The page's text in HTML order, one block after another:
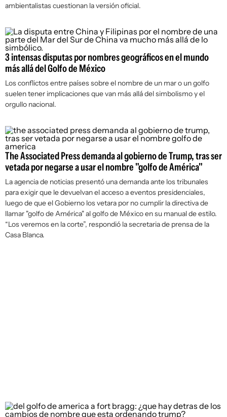
ambientalistas cuestionan la versión oficial.
3 intensas disputas por nombres geográficos en el mundo
más allá del Golfo de México
Los conflictos entre países sobre el nombre de un mar o un golfo
suelen tener implicaciones que van más allá del simbolismo y el
orgullo nacional.
The Associated Press demanda al gobierno de Trump, tras ser
vetada por negarse a usar el nombre "golfo de América"
La agencia de noticias presentó una demanda ante los tribunales
para exigir que le devuelvan el acceso a eventos presidenciales,
luego de que el Gobierno los vetara por no cumplir la directiva de
llamar "golfo de América" al golfo de México en su manual de estilo.
“Los veremos en la corte”, respondió la secretaria de prensa de la
Casa Blanca.